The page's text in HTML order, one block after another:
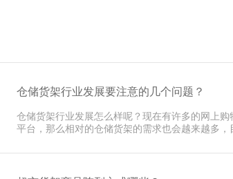
仓储货架行业发展要注意的几个问题？
仓储货架行业发展怎么样呢？现在有许多的网上购
平台，那么相对的仓储货架的需求也会越来越多，